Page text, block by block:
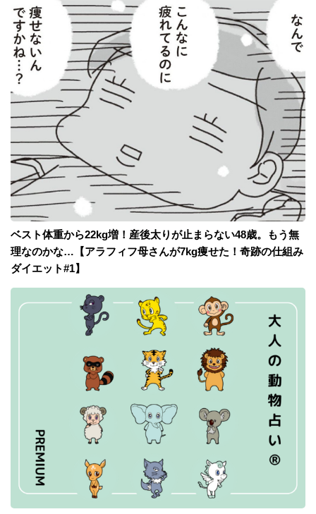
ベスト体重から22kg増！産後太りが止まらない48歳。もう無
理なのかな…【アラフィフ母さんが7kg痩せた！奇跡の仕組み
ダイエット#1】